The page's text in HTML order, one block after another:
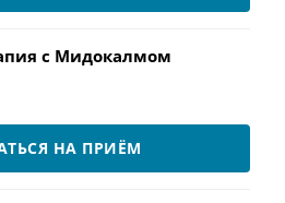
с Мидокалмом
НА ПРИЁМ